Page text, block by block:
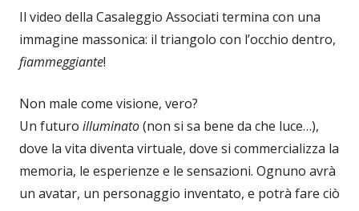
Il video della Casaleggio Associati termina con una
immagine massonica: il triangolo con l’occhio dentro,
fiammeggiante!
Non male come visione, vero?
Un futuro illuminato(non si sa bene da che luce…),
dove la vita diventa virtuale, dove si commercializza la
memoria, le esperienze e le sensazioni. Ognuno avrà
un avatar, un personaggio inventato, e potrà fare ciò